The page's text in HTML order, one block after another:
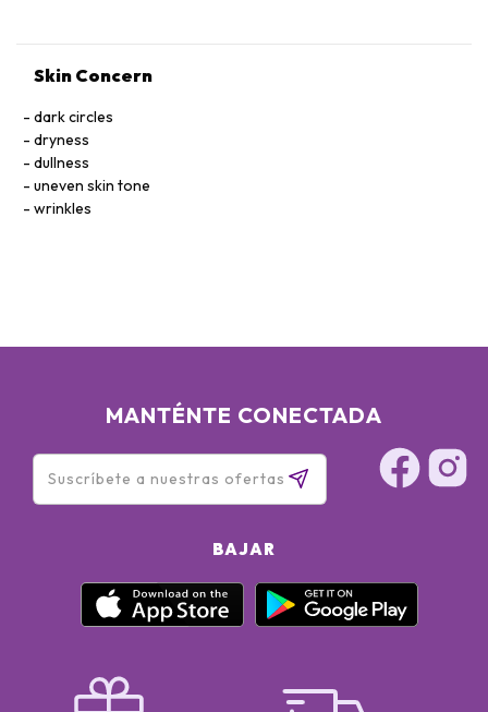
Skin Concern
dark circles
dryness
dullness
uneven skin tone
wrinkles
MANTÉNTE CONECTADA
BAJAR